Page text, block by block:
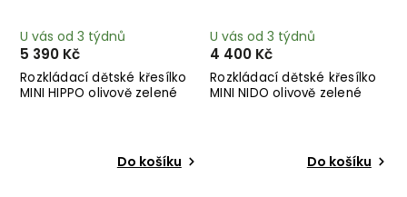
Rozkládací dětské křesílko
MINI HIPPO olivově zelené
U vás od 3 týdnů
5 390 Kč
Do košíku
Rozkládací dětské křesílko
MINI NIDO olivově zelené
U vás od 3 týdnů
4 400 Kč
Do košíku